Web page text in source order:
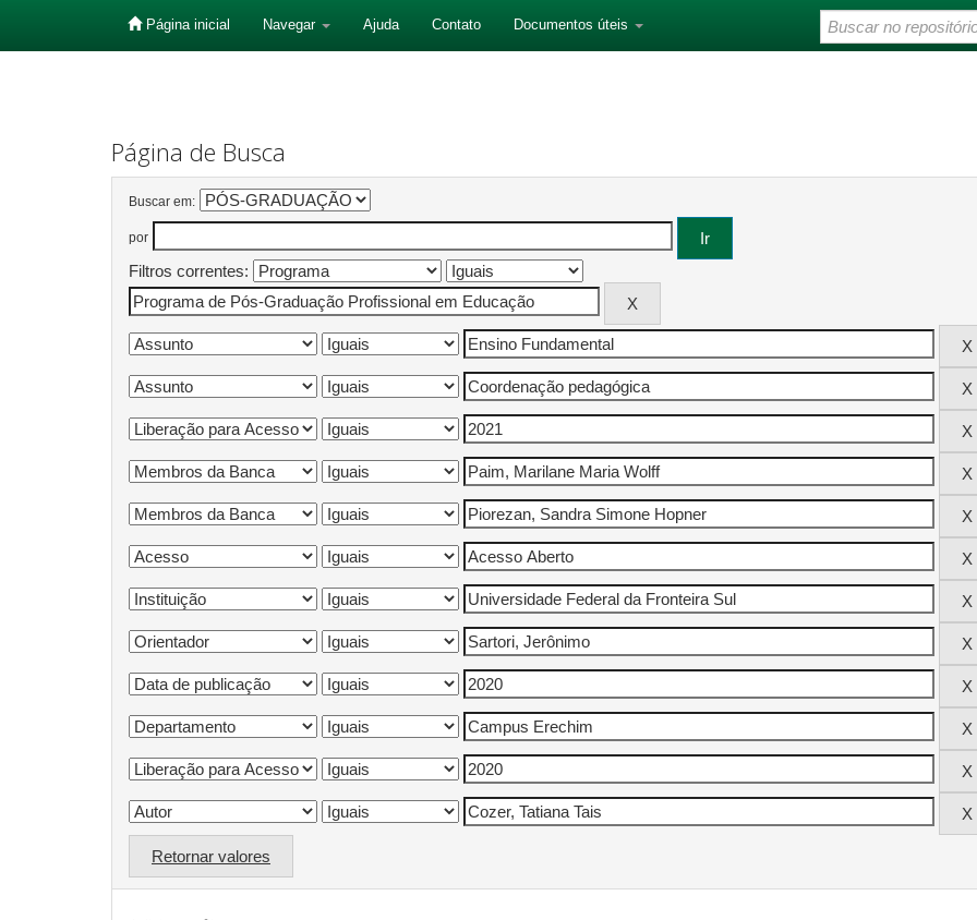
Página inicial Navegar Ajuda Contato Documentos úteis
Página de Busca
Buscar em:
por
Filtros correntes:
Retornar valores